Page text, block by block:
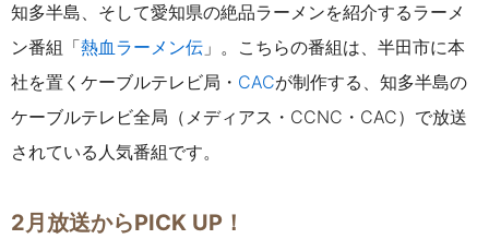
知多半島、そして愛知県の絶品ラーメンを紹介するラーメ
ン番組「熱血ラーメン伝 」。こちらの番組は、半田市に本
社を置くケーブルテレビ局・ CACが制作する、知多半島の
ケーブルテレビ全局（メディアス・CCNC・CAC）で放送
されている人気番組です。
2月放送からPICK UP！